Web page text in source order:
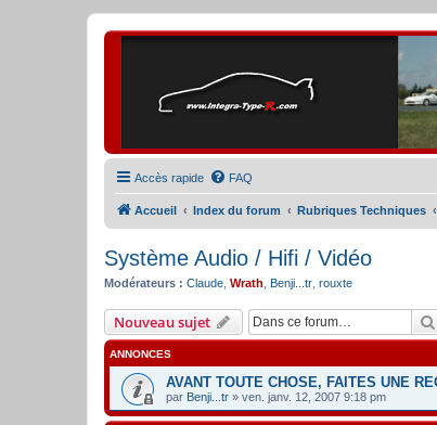
Accès rapide FAQ
Accueil Index du forum Rubriques Techniques
Système Audio / Hifi / Vidéo
Modérateurs : Claude Wrath Benji...tr rouxte
Nouveau sujet
ANNONCES
AVANT TOUTE CHOSE, FAITES UNE
par Benji...tr » ven. janv. 12, 2007 9:18 pm